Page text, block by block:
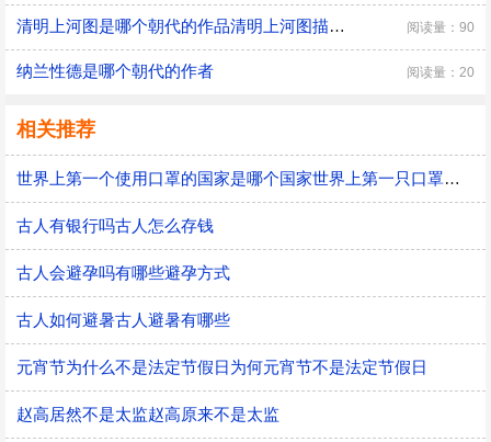
清明上河图是哪个朝代的作品清明上河图描绘的是哪个朝代 阅读量：90
纳兰性德是哪个朝代的作者 阅读量：20
相关推荐
世界上第一个使用口罩的国家是哪个国家世界上第一只口罩是谁发明的
古人有银行吗古人怎么存钱
古人会避孕吗有哪些避孕方式
古人如何避暑古人避暑有哪些
元宵节为什么不是法定节假日为何元宵节不是法定节假日
赵高居然不是太监赵高原来不是太监